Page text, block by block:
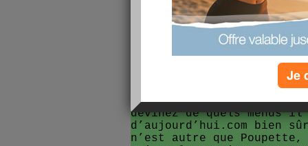
j’ai pris 5 kg qui se
que j’avais pris depuis 2
A chaque nouvelle année,
résolution. Pour 2008 =>
Dès le début de
lettre les menus de ma
devinez de quels menus
d’aujourd’hui.com bien
n’est autre que
Je